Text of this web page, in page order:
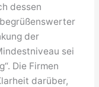
dessen
der
sei
Die Firmen
darüber,